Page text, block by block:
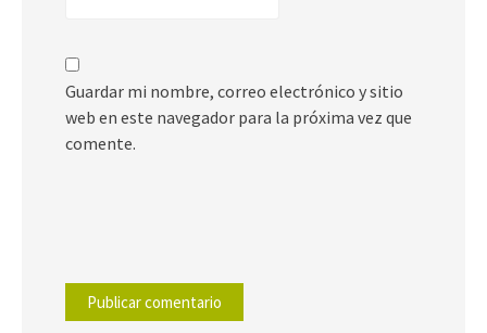
Guardar mi nombre, correo electrónico y sitio
web en este navegador para la próxima vez que
comente.